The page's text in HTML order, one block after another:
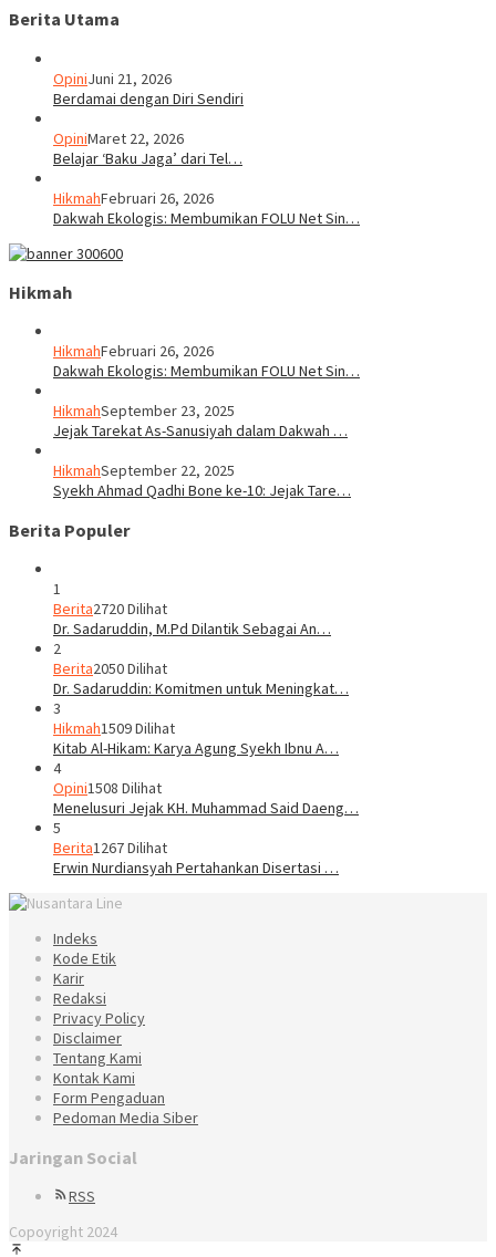
Berita Utama
OpiniJuni 21, 2026
Berdamai dengan Diri Sendiri
OpiniMaret 22, 2026
Belajar ‘Baku Jaga’ dari Tel…
HikmahFebruari 26, 2026
Dakwah Ekologis: Membumikan FOLU Net Sin…
Hikmah
HikmahFebruari 26, 2026
Dakwah Ekologis: Membumikan FOLU Net Sin…
HikmahSeptember 23, 2025
Jejak Tarekat As-Sanusiyah dalam Dakwah …
HikmahSeptember 22, 2025
Syekh Ahmad Qadhi Bone ke-10: Jejak Tare…
Berita Populer
1
Berita2720 Dilihat
Dr. Sadaruddin, M.Pd Dilantik Sebagai An…
2
Berita2050 Dilihat
Dr. Sadaruddin: Komitmen untuk Meningkat…
3
Hikmah1509 Dilihat
Kitab Al-Hikam: Karya Agung Syekh Ibnu A…
4
Opini1508 Dilihat
Menelusuri Jejak KH. Muhammad Said Daeng…
5
Berita1267 Dilihat
Erwin Nurdiansyah Pertahankan Disertasi …
Indeks
Kode Etik
Karir
Redaksi
Privacy Policy
Disclaimer
Tentang Kami
Kontak Kami
Form Pengaduan
Pedoman Media Siber
Jaringan Social
RSS
Copoyright 2024